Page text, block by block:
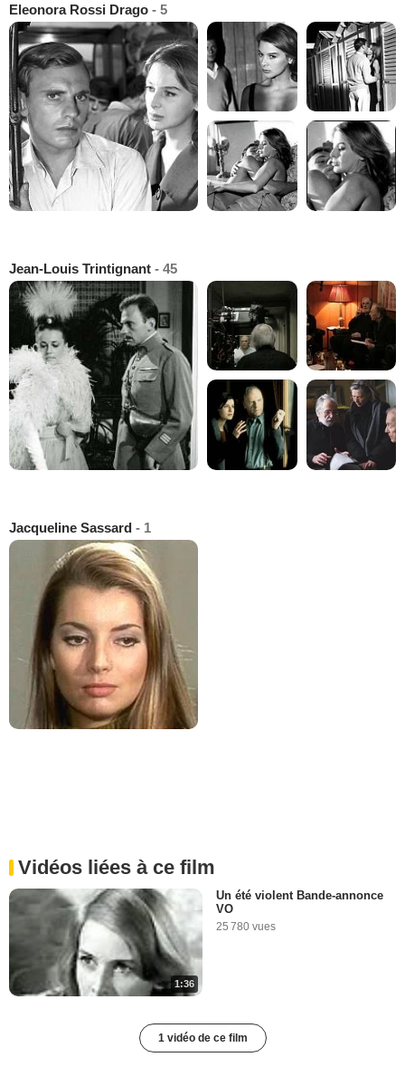
Eleonora Rossi Drago - 5
Jean-Louis Trintignant - 45
Jacqueline Sassard - 1
Vidéos liées à ce film
1:36
Un été violent Bande-annonce
VO
25 780 vues
1 vidéo de ce film